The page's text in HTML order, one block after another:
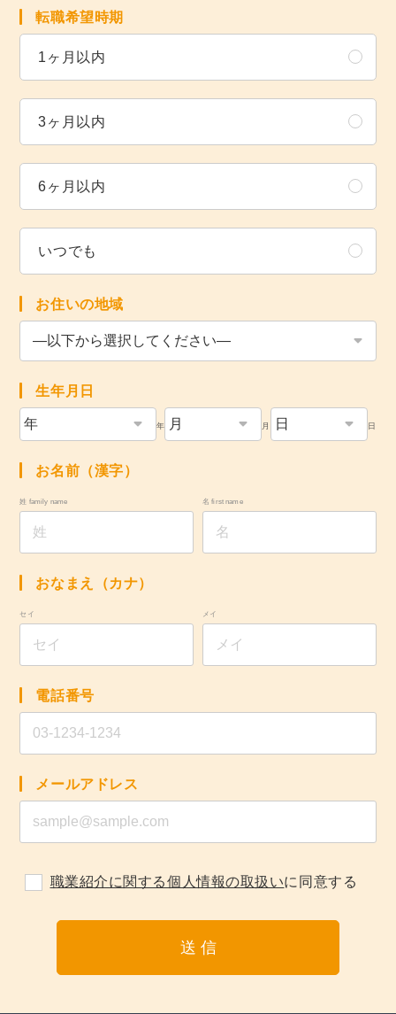
転職希望時期
1ヶ月以内
3ヶ月以内
6ヶ月以内
いつでも
お住いの地域
生年月日
年 月 日
お名前（漢字）
姓 family name 名 first name
おなまえ（カナ）
セイ メイ
電話番号
メールアドレス
職業紹介に関する個人情報の取扱いに同意する